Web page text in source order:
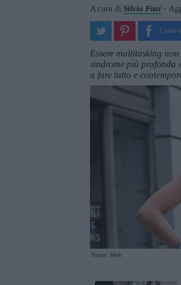
A cura di Silvia Fusi
Essere multitasking
sindrome più profonda
a fare tutto e
Fonte: Web